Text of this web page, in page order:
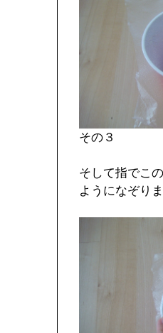
その３
そして指でこ
ようになぞり